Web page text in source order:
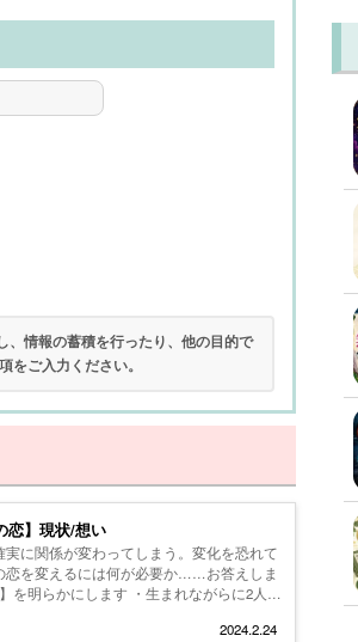
、情報の蓄積を行ったり、他の目的で
をご入力ください。
恋】現状/想い
2024.2.24
に関係が変わってしまう。変化を恐れて
恋を変えるには何が必要か……お答えしま
を明らかにします ・生まれながらに2人の